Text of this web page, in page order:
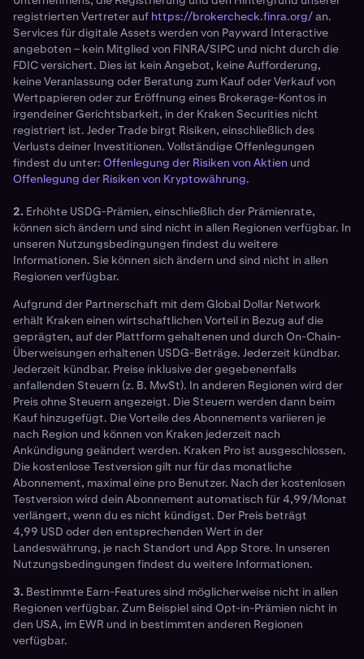
registrierten Vertreter auf https://brokercheck.finra.org/an.
Services für digitale Assets werden von Payward Interactive
angeboten – kein Mitglied von FINRA/SIPC und nicht durch die
FDIC versichert. Dies ist kein Angebot, keine Aufforderung,
keine Veranlassung oder Beratung zum Kauf oder Verkauf von
Wertpapieren oder zur Eröffnung eines Brokerage-Kontos in
irgendeiner Gerichtsbarkeit, in der Kraken Securities nicht
registriert ist. Jeder Trade birgt Risiken, einschließlich des
Verlusts deiner Investitionen. Vollständige Offenlegungen
findest du unter: Offenlegung der Risiken von Aktien und
Offenlegung der Risiken von Kryptowährung.
2. Erhöhte USDG-Prämien, einschließlich der Prämienrate,
können sich ändern und sind nicht in allen Regionen verfügbar. In
unseren Nutzungsbedingungen findest du weitere
Informationen. Sie können sich ändern und sind nicht in allen
Regionen verfügbar.
Aufgrund der Partnerschaft mit dem Global Dollar Network
erhält Kraken einen wirtschaftlichen Vorteil in Bezug auf die
geprägten, auf der Plattform gehaltenen und durch On-Chain-
Überweisungen erhaltenen USDG-Beträge. Jederzeit kündbar.
Jederzeit kündbar. Preise inklusive der gegebenenfalls
anfallenden Steuern (z. B. MwSt). In anderen Regionen wird der
Preis ohne Steuern angezeigt. Die Steuern werden dann beim
Kauf hinzugefügt. Die Vorteile des Abonnements variieren je
nach Region und können von Kraken jederzeit nach
Ankündigung geändert werden. Kraken Pro ist ausgeschlossen.
Die kostenlose Testversion gilt nur für das monatliche
Abonnement, maximal eine pro Benutzer. Nach der kostenlosen
Testversion wird dein Abonnement automatisch für 4,99/Monat
verlängert, wenn du es nicht kündigst. Der Preis beträgt
4,99 USD oder den entsprechenden Wert in der
Landeswährung, je nach Standort und App Store. In unseren
Nutzungsbedingungen findest du weitere Informationen.
3. Bestimmte Earn-Features sind möglicherweise nicht in allen
Regionen verfügbar. Zum Beispiel sind Opt-in-Prämien nicht in
den USA, im EWR und in bestimmten anderen Regionen
verfügbar.